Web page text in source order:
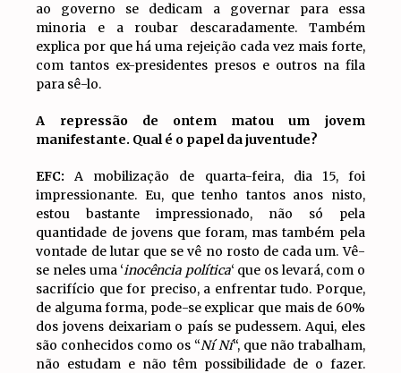
ao governo se dedicam a governar para essa
minoria e a roubar descaradamente. Também
explica por que há uma rejeição cada vez mais forte,
com tantos ex-presidentes presos e outros na fila
para sê-lo.
A repressão de ontem matou um jovem
manifestante. Qual é o papel da juventude?
EFC: A mobilização de quarta-feira, dia 15, foi
impressionante. Eu, que tenho tantos anos nisto,
estou bastante impressionado, não só pela
quantidade de jovens que foram, mas também pela
vontade de lutar que se vê no rosto de cada um. Vê-
se neles uma ‘inocência política‘ que os levará, com o
sacrifício que for preciso, a enfrentar tudo. Porque,
de alguma forma, pode-se explicar que mais de 60%
dos jovens deixariam o país se pudessem. Aqui, eles
são conhecidos como os “Ní Ní“, que não trabalham,
não estudam e não têm possibilidade de o fazer.